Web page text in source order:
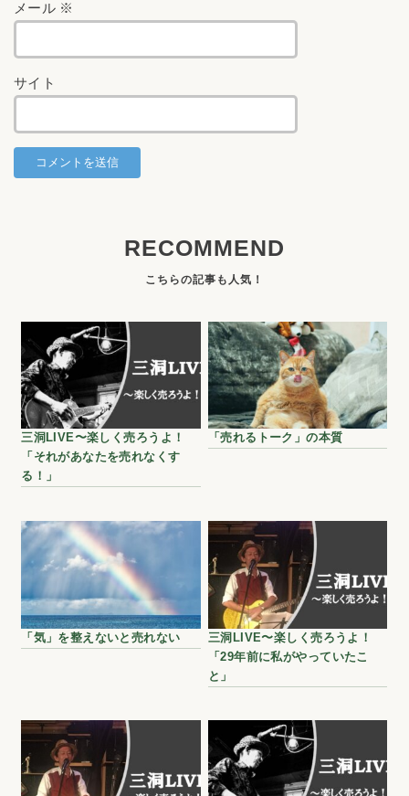
メール ※
サイト
RECOMMEND
三洞LIVE〜楽しく売ろうよ！
「それがあなたを売れなくす
る！」
「売れるトーク」の本質
「気」を整えないと売れない
三洞LIVE〜楽しく売ろうよ！
「29年前に私がやっていたこ
と」